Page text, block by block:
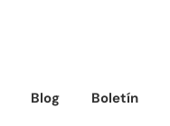
Blog Boletín